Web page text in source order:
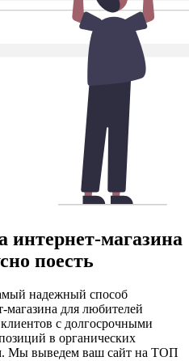
интернет-магазина
поесть
надежный способ
магазина для любителей
с долгосрочными
в органических
Мы выведем ваш сайт на ТОП